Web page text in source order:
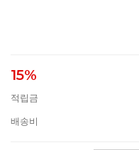
15%
적립금
배송비